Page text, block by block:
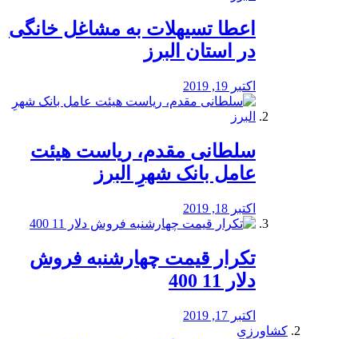
️اعطا تسیهلات به مشاغل خانگی
در استان البرز
اکتبر 19, 2019
سلطانی مقدم، ریاست هیئت
عامل بانک شهرِ البرز
اکتبر 18, 2019
تکرار قیمت چهارشنبه فروش
دلار 11 400
اکتبر 17, 2019
کشاورزی